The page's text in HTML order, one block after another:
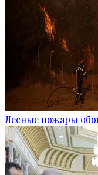
Лесные пожары